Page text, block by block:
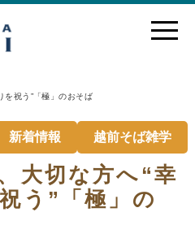
を祝う”「極」のおそば
新着情報 越前そば雑学
大切な方へ“幸
う”「極」の